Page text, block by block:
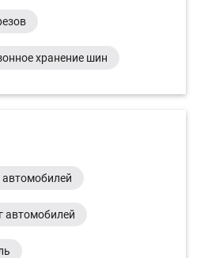
хранение шин
автомобилей